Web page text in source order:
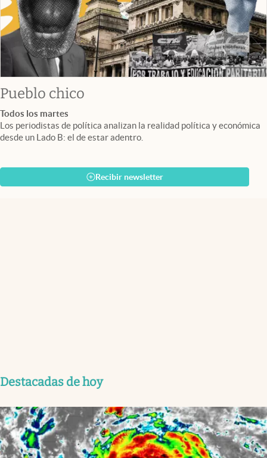
Pueblo chico
Todos los martes
Los periodistas de política analizan la realidad política y económica
desde un Lado B: el de estar adentro.
Recibir newsletter
Destacadas de hoy